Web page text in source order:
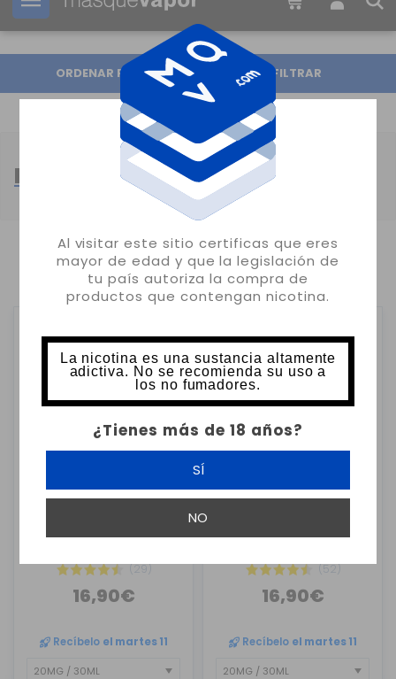
Al visitar este sitio certificas que eres
mayor de edad y que la legislación de
tu país autoriza la compra de
productos que contengan nicotina.
La nicotina es una sustancia altamente
adictiva. No se recomienda su uso a
los no fumadores.
¿Tienes más de 18 años?
SÍ
NO
Tu pedido puede ser enviado en 21m: 34s
ORDENAR POR FILTRAR
PACK SALES DE NICOTINA
MOSTRANDO 1-7 DE 7 ARTÍCULO(S)
BOMBO
(29)
16,90€
Recíbelo el martes 11
BOMBO
(52)
16,90€
Recíbelo el martes 11